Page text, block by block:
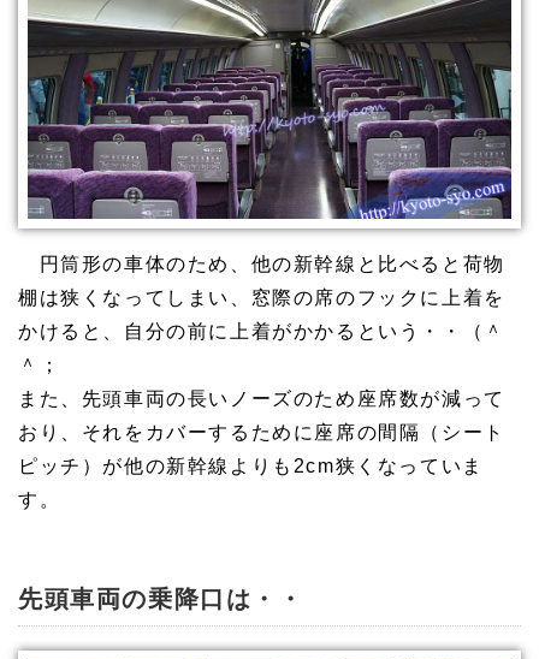
円筒形の車体のため、他の新幹線と比べると荷物
棚は狭くなってしまい、窓際の席のフックに上着を
かけると、自分の前に上着がかかるという・・（＾
＾；
また、先頭車両の長いノーズのため座席数が減って
おり、それをカバーするために座席の間隔（シート
ピッチ）が他の新幹線よりも2cm狭くなっていま
す。
先頭車両の乗降口は・・